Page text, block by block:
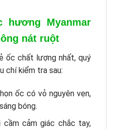
hương Myanmar
nát ruột
ốc chất lượng nhất, quý
chí kiểm tra sau:
ốc có vỏ nguyên vẹn,
bóng.
cảm giác chắc tay,